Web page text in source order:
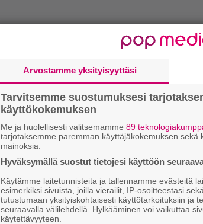
Arvostamme yksityisyyttäsi
Tarvitsemme suostumuksesi
käyttökokemuksen
Me ja huolellisesti valitsemamme 89
tarjotaksemme paremman käyttäjäkokemuksen sekä
mainoksia.
Hyväksymällä suostut tietojesi käyttöön
Käytämme laitetunnisteita ja tallennamme evästeitä
esimerkiksi sivuista, joilla vierailit, IP-osoitteestasi
tutustumaan yksityiskohtaisesti käyttötarkoituksiin ja
seuraavalla välilehdellä. Hylkääminen voi vaikuttaa
käytettävyyteen.